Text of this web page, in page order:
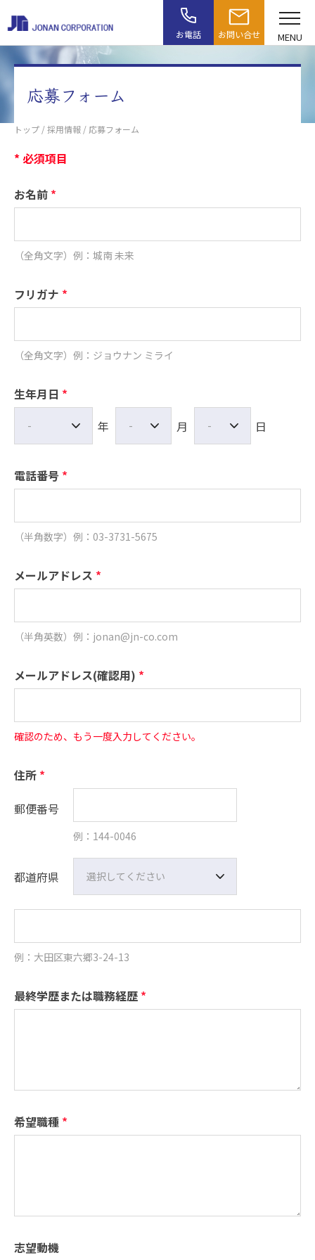
お電話 お問い合せ MENU
応募フォーム
トップ /採用情報 / 応募フォーム
* 必須項目
お名前 *
（全角文字）例：城南 未来
フリガナ *
（全角文字）例：ジョウナン ミライ
生年月日 *
- 年 - 月 - 日
電話番号 *
（半角数字）例：03-3731-5675
メールアドレス *
（半角英数）例：jonan@jn-co.com
メールアドレス(確認用) *
確認のため、もう一度入力してください。
住所 *
郵便番号
例：144-0046
都道府県 選択してください
例：大田区東六郷3-24-13
最終学歴または職務経歴 *
希望職種 *
志望動機